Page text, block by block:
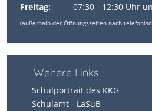
Freitag:
07:30 - 12:30 Uhr
(außerhalb der Öffnungszeiten nach
Weitere Links
Schulportrait des KKG
Schulamt - LaSuB